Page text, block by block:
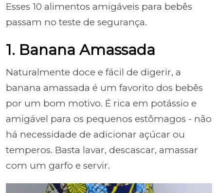
Esses 10 alimentos amigáveis para bebês
passam no teste de segurança.
1. Banana Amassada
Naturalmente doce e fácil de digerir, a
banana amassada é um favorito dos bebês
por um bom motivo. É rica em potássio e
amigável para os pequenos estômagos - não
há necessidade de adicionar açúcar ou
temperos. Basta lavar, descascar, amassar
com um garfo e servir.